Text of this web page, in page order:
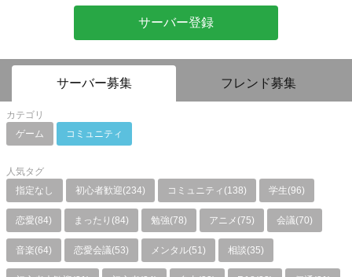
サーバー登録
サーバー募集 フレンド募集
カテゴリ
ゲーム
コミュニティ
人気タグ
指定なし
初心者歓迎(234) コミュニティ(138) 学生(96)
恋愛(84) まったり(84) 勉強(78) アニメ(75) 会議(70)
音楽(64) 恋愛会議(53) メンタル(51) 相談(35)